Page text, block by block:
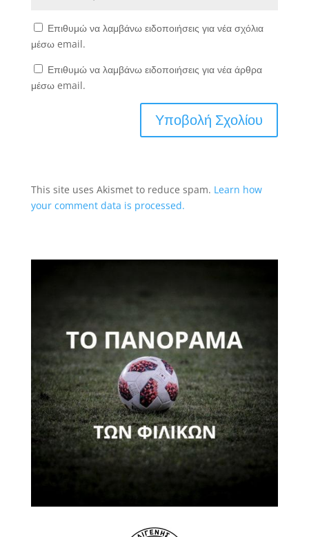
Επιθυμώ να λαμβάνω ειδοποιήσεις για νέα σχόλια
μέσω email.
Επιθυμώ να λαμβάνω ειδοποιήσεις για νέα άρθρα
μέσω email.
This site uses Akismet to reduce spam. Learn how
your comment data is processed.